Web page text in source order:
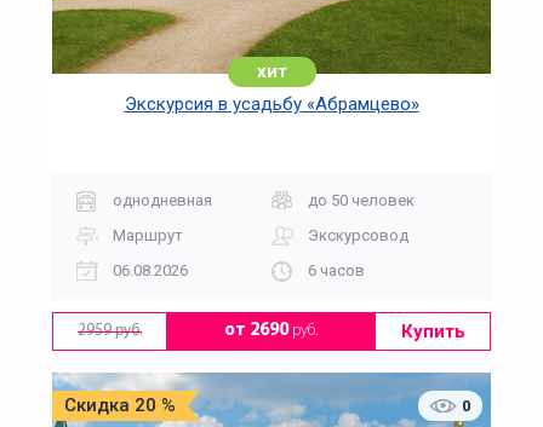
хит
Экскурсия в усадьбу «Абрамцево»
однодневная
до 50 человек
Маршрут
Экскурсовод
06.08.2026
6 часов
2959 руб. от 2690руб. Купить
Скидка 20 % 0